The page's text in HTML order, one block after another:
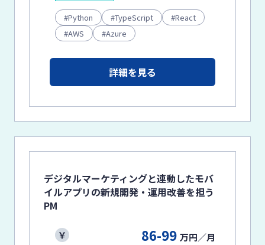
Python TypeScript
React
AWS
Azure
詳細を見る
デジタルマーケティングと連動したモバ
イルアプリの新規開発・運用改善を担う
PM
86-99万円／月